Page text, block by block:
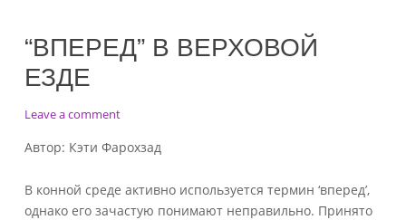
“ВПЕРЕД” В ВЕРХОВОЙ
ЕЗДЕ
Leave a commenton
в
езде
Автор: Кэти Фарохзад
В конной среде активно используется термин ‘вперед’,
однако его зачастую понимают неправильно. Принято